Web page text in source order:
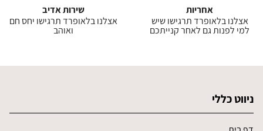
אחריות
אצלנו בלאופרד תרגישו שיש
למי לפנות גם לאחר קנייתכם
שירות אדיב
אצלנו בלאופרד תרגישו יחס חם
ואוהב
ניווט כללי